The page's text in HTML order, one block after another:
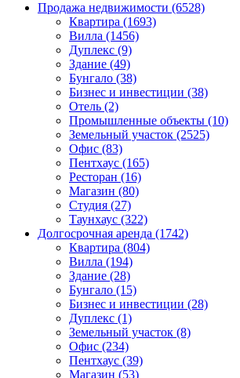
Продажа недвижимости (6528)
Квартира (1693)
Вилла (1456)
Дуплекс (9)
Здание (49)
Бунгало (38)
Бизнес и инвестиции (38)
Отель (2)
Промышленные объекты (10)
Земельный участок (2525)
Офис (83)
Пентхаус (165)
Ресторан (16)
Магазин (80)
Студия (27)
Таунхаус (322)
Долгосрочная аренда (1742)
Квартира (804)
Вилла (194)
Здание (28)
Бунгало (15)
Бизнес и инвестиции (28)
Дуплекс (1)
Земельный участок (8)
Офис (234)
Пентхаус (39)
Магазин (53)